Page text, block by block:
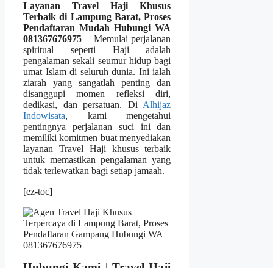
Layanan Travel Haji Khusus
Terbaik di Lampung Barat, Proses
Pendaftaran Mudah Hubungi WA
081367676975 – Memulai perjalanan
spiritual seperti Haji adalah
pengalaman sekali seumur hidup bagi
umat Islam di seluruh dunia. Ini ialah
ziarah yang sangatlah penting dan
disanggupi momen refleksi diri,
dedikasi, dan persatuan. Di Alhijaz
Indowisata, kami mengetahui
pentingnya perjalanan suci ini dan
memiliki komitmen buat menyediakan
layanan Travel Haji khusus terbaik
untuk memastikan pengalaman yang
tidak terlewatkan bagi setiap jamaah.
[ez-toc]